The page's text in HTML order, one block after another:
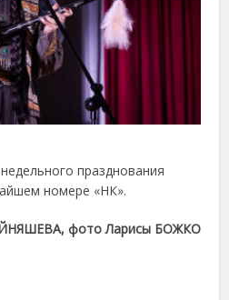
празднования
номере «НК».
фото Ларисы БОЖКО